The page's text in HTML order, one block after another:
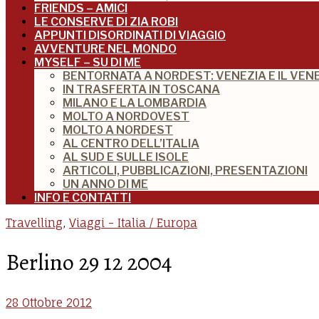
FRIENDS – AMICI
LE CONSERVE DI ZIA ROBI
APPUNTI DISORDINATI DI VIAGGIO
AVVENTURE NEL MONDO
MYSELF – SU DI ME
BENTORNATA A NORDEST: VENEZIA E IL
IN TRASFERTA IN TOSCANA
MILANO E LA LOMBARDIA
MOLTO A NORDOVEST
MOLTO A NORDEST
AL CENTRO DELL’ITALIA
AL SUD E SULLE ISOLE
ARTICOLI, PUBBLICAZIONI, PRESENTAZIONI
UN ANNO DI ME
INFO E CONTATTI
Travelling, Viaggi - Italia / Europa
Berlino 29 12 2004
28 Ottobre 2012